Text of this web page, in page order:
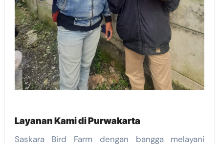
Layanan Kami di Purwakarta
Saskara Bird Farm dengan bangga melayani